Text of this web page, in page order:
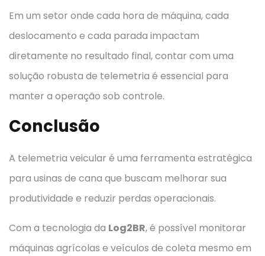
Em um setor onde cada hora de máquina, cada
deslocamento e cada parada impactam
diretamente no resultado final, contar com uma
solução robusta de telemetria é essencial para
manter a operação sob controle.
Conclusão
A telemetria veicular é uma ferramenta estratégica
para usinas de cana que buscam melhorar sua
produtividade e reduzir perdas operacionais.
Com a tecnologia da Log2BR, é possível monitorar
máquinas agrícolas e veículos de coleta mesmo em